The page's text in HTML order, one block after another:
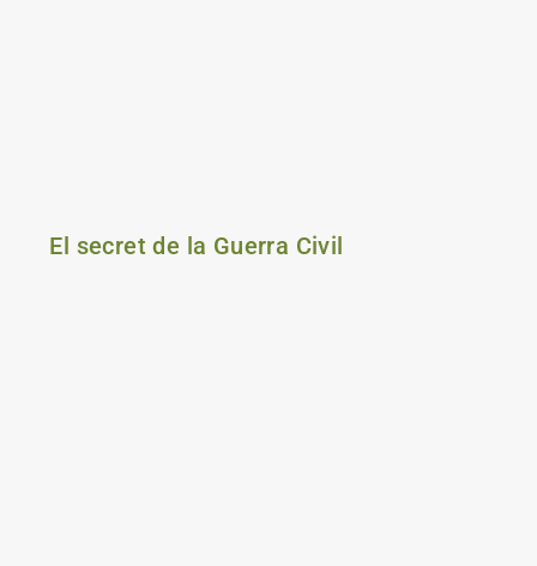
El secret de la Guerra Civil